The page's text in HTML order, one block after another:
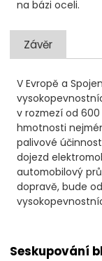
na bázi oceli.
Závěr
V Evropě a
v rozmezí od 600
hmotnosti
palivové
dojezd
automobilový
dopravě, bude
Seskupování